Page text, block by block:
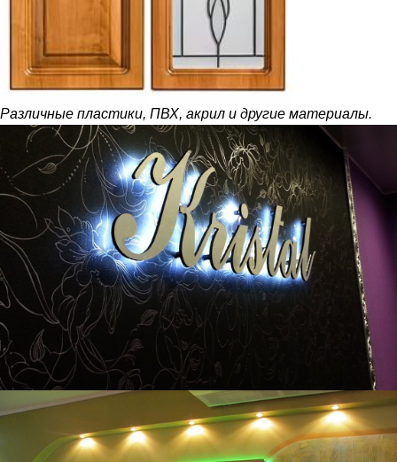
Различные пластики, ПВХ, акрил и другие материалы.